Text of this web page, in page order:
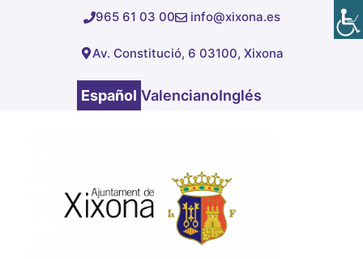
965 61 03 00 info@xixona.es
Av. Constitució, 6 03100, Xixona
Español ValencianoInglés